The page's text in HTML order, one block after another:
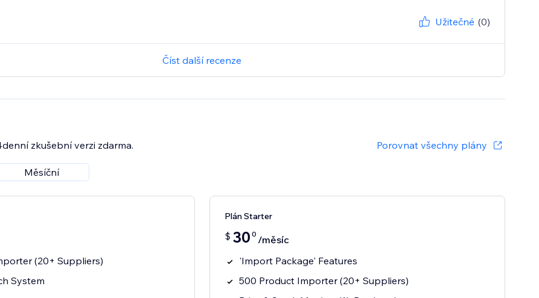
Užitečné (0)
Číst další recenze
zkušební verzi zdarma. Porovnat všechny plány
Měsíční
(20+ Suppliers)
System
Plán Starter
$ 30 0 /měsíc
'Import Package' Features
500 Product Importer (20+ Suppliers)